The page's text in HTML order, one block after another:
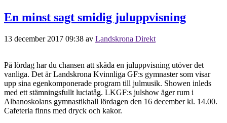
En minst sagt smidig juluppvisning
13 december 2017 09:38 av Landskrona Direkt
På lördag har du chansen att skåda en juluppvisning utöver det
vanliga. Det är Landskrona Kvinnliga GF:s gymnaster som visar
upp sina egenkomponerade program till julmusik. Showen inleds
med ett stämningsfullt luciatåg. LKGF:s julshow äger rum i
Albanoskolans gymnastikhall lördagen den 16 december kl. 14.00.
Cafeteria finns med dryck och kakor.